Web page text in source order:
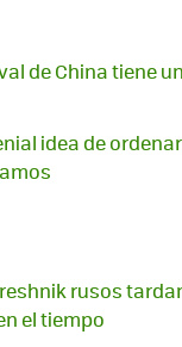
de China tiene
idea de
rusos
el tiempo